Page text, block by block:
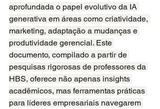
aprofundada o papel evolutivo da IA
generativa em áreas como criatividade,
marketing, adaptação a mudanças e
produtividade gerencial. Este
documento, compilado a partir de
pesquisas rigorosas de professores da
HBS, oferece não apenas insights
acadêmicos, mas ferramentas práticas
para líderes empresariais navegarem